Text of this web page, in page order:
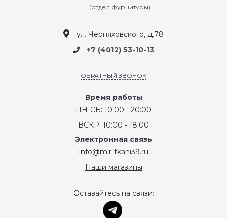
(отдел фурнитуры)
ул. Черняховского, д.78
+7 (4012) 53-10-13
ОБРАТНЫЙ ЗВОНОК
Время работы
ПН-СБ: 10:00 - 20:00
ВСКР: 10:00 - 18:00
Электронная связь
info@mir-tkani39.ru
Наши магазины
Оставайтесь на связи: